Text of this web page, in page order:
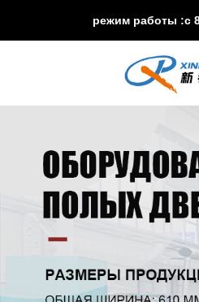
режим работы :с